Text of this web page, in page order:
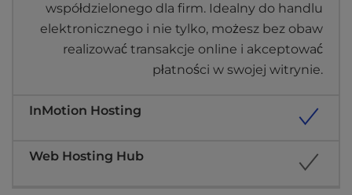
współdzielonego dla firm. Idealny do handlu
elektronicznego i nie tylko, możesz bez obaw
realizować transakcje online i akceptować
płatności w swojej witrynie.